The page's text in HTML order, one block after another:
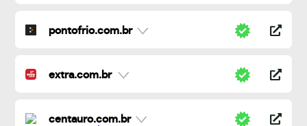
pontofrio.com.br
extra.com.br
centauro.com.br